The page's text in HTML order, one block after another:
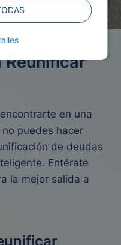
Reunificar
en una
puedes hacer
de deudas
Entérate
la mejor salida a